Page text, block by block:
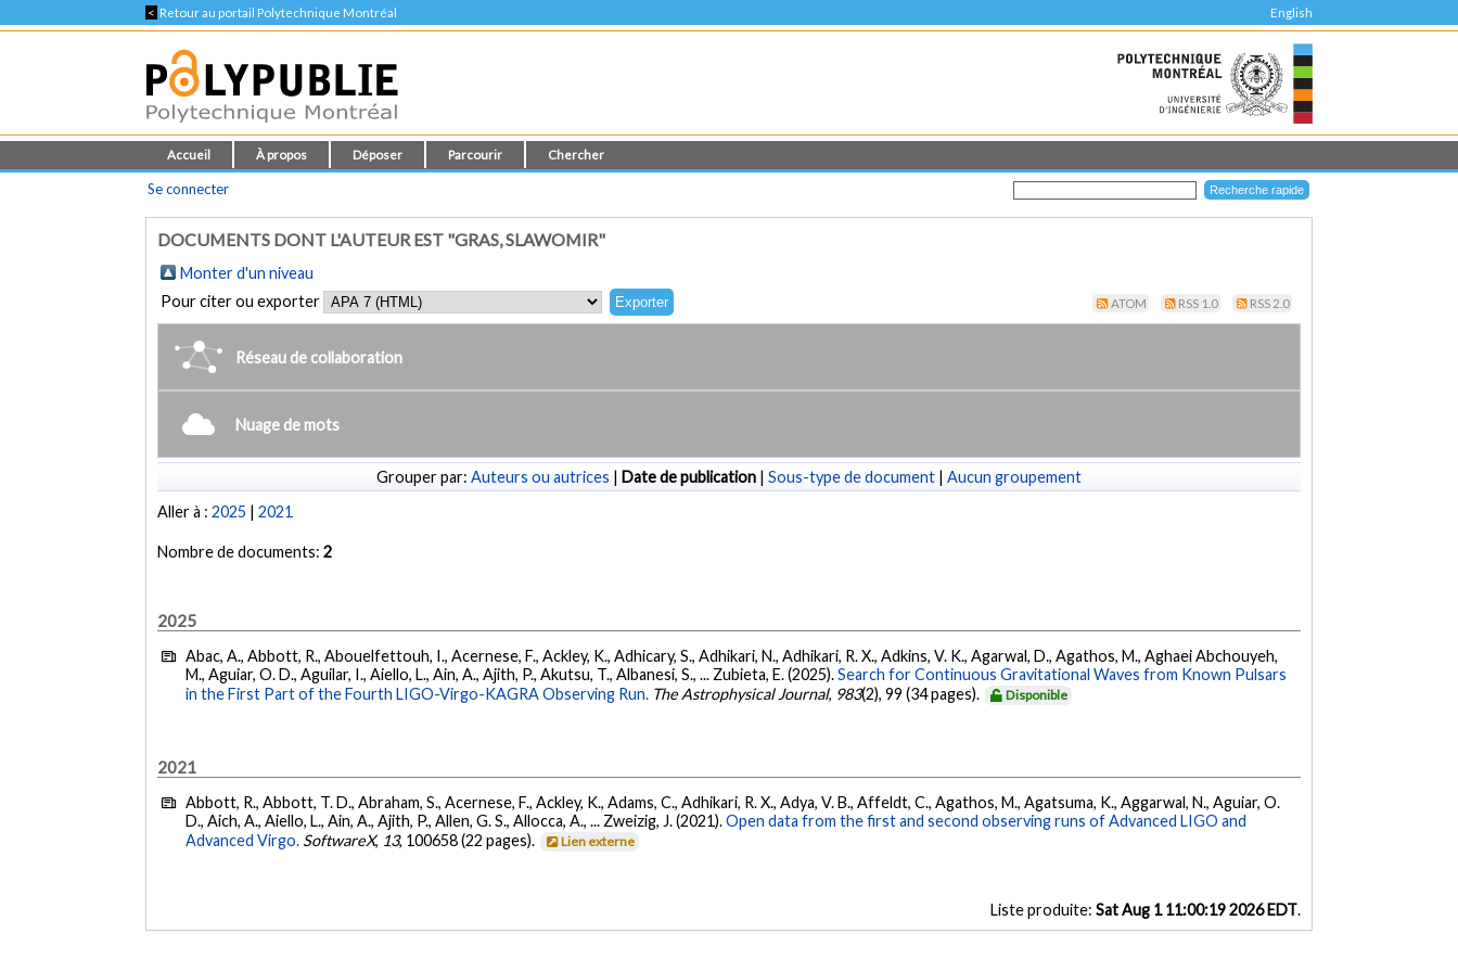
< Retour au portail Polytechnique Montréal English
Accueil À propos Déposer Parcourir Chercher
Se connecter
DOCUMENTS DONT L'AUTEUR EST "GRAS, SLAWOMIR"
Monter d'un niveau
Pour citer ou exporter
ATOM RSS 1.0 RSS 2.0
Réseau de collaboration
Nuage de mots
Grouper par: Auteurs ou autrices | Date de publication | Sous-type de document | Aucun groupement
Aller à :2025 |2021
Nombre de documents:2
2025
Abac, A., Abbott, R., Abouelfettouh, I., Acernese, F., Ackley, K., Adhicary, S., Adhikari, N., Adhikari, R. X., Adkins, V. K., Agarwal, D., Agathos, M., Aghaei Abchouyeh,
M., Aguiar, O. D., Aguilar, I., Aiello, L., Ain, A., Ajith, P., Akutsu, T., Albanesi, S., ... Zubieta, E. (2025).Search for Continuous Gravitational Waves from Known Pulsars
in the First Part of the Fourth LIGO-Virgo-KAGRA Observing Run. The Astrophysical Journal, 983(2), 99 (34 pages). Disponible
2021
Abbott, R., Abbott, T. D., Abraham, S., Acernese, F., Ackley, K., Adams, C., Adhikari, R. X., Adya, V. B., Affeldt, C., Agathos, M., Agatsuma, K., Aggarwal, N., Aguiar, O.
D., Aich, A., Aiello, L., Ain, A., Ajith, P., Allen, G. S., Allocca, A., ... Zweizig, J. (2021).Open data from the first and second observing runs of Advanced LIGO and
Advanced Virgo. SoftwareX, 13, 100658 (22 pages). Lien externe
Liste produite: Sat Aug 1 11:00:19 2026 EDT.